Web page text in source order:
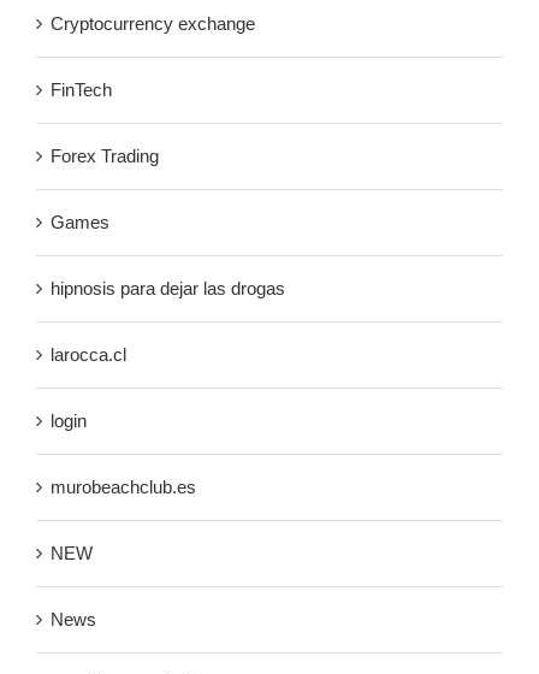
Cryptocurrency exchange
FinTech
Forex Trading
Games
hipnosis para dejar las drogas
larocca.cl
login
murobeachclub.es
NEW
News